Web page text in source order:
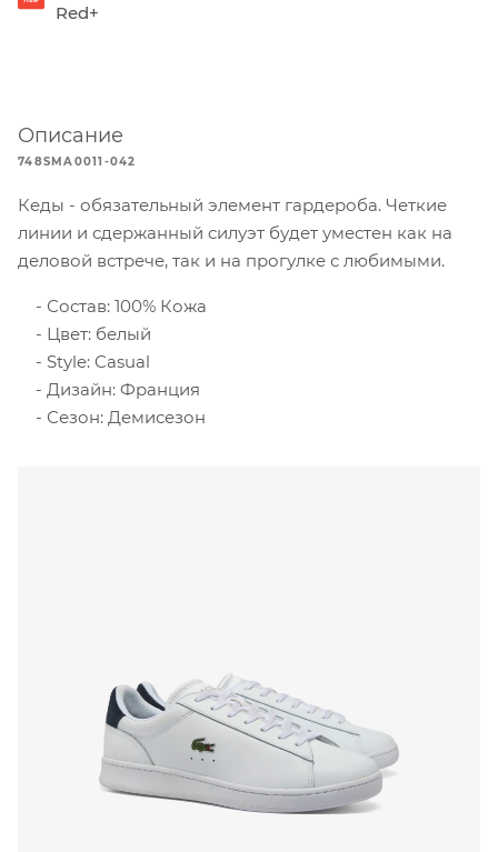
Red+
Описание
748SMA0011-042
Кеды - обязательный элемент гардероба. Четкие
линии и сдержанный силуэт будет уместен как на
деловой встрече, так и на прогулке с любимыми.
Состав: 100% Кожа
Цвет: белый
Style: Casual
Дизайн: Франция
Сезон: Демисезон